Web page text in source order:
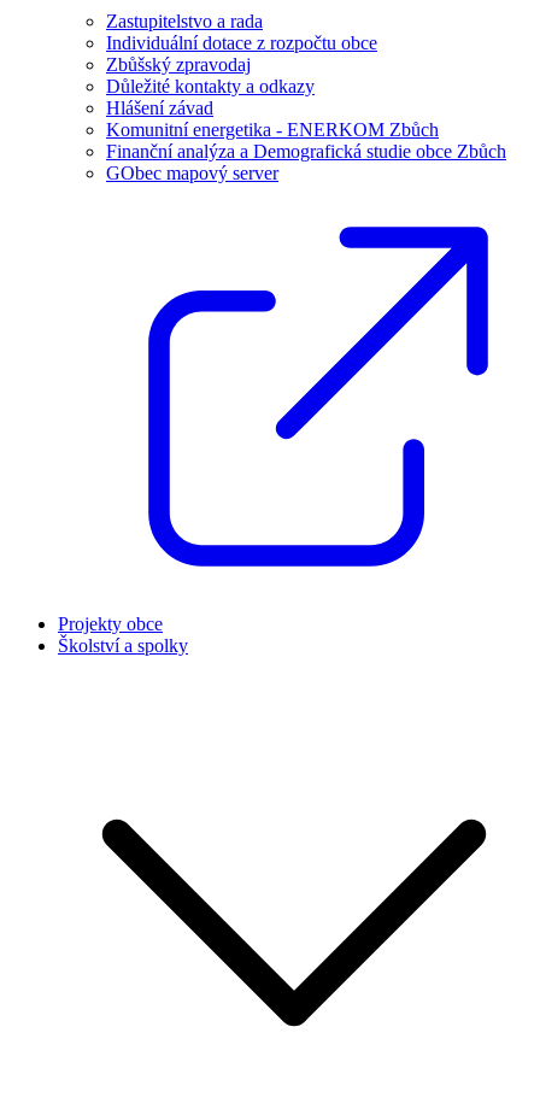
Zastupitelstvo a rada
Individuální dotace z rozpočtu obce
Zbůšský zpravodaj
Důležité kontakty a odkazy
Hlášení závad
Komunitní energetika - ENERKOM Zbůch
Finanční analýza a Demografická studie obce Zbůch
GObec mapový server
Projekty obce
Školství a spolky